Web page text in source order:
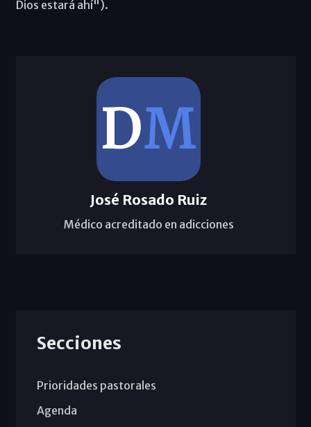
Dios estará ahí").
José Rosado Ruiz
Médico acreditado en adicciones
Secciones
Prioridades pastorales
Agenda